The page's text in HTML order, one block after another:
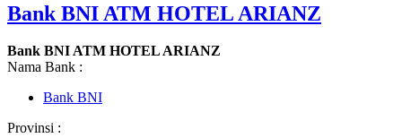
Bank BNI ATM HOTEL ARIANZ
Bank BNI ATM HOTEL ARIANZ
Nama Bank :
Bank BNI
Provinsi :